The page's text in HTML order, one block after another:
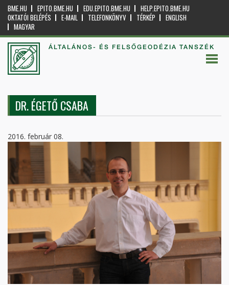
BME.HU EPITO.BME.HU EDU.EPITO.BME.HU
HELP.EPITO.BME.HU
OKTATÓI BELÉPÉS
E-MAIL TELEFONKÖNYV TÉRKÉP
ENGLISH
MAGYAR
ÁLTALÁNOS- ÉS FELSŐGEODÉZIA TANSZÉK
DR. ÉGETŐ CSABA
2016. február 08.